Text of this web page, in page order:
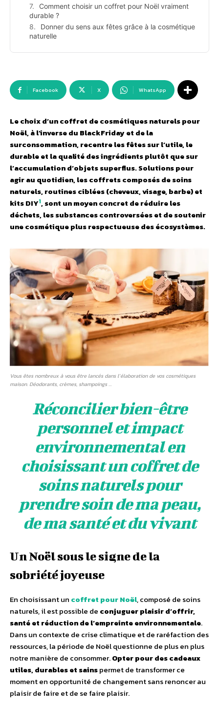
Comment choisir un coffret pour Noël vraiment
durable ?
Donner du sens aux fêtes grâce à la cosmétique
naturelle
Facebook X WhatsApp
Le choix dʼun coffret de cosmétiques naturels pour
Noël, à l’inverse du BlackFriday et de la
surconsommation, recentre les fêtes sur lʼutile, le
durable et la qualité des ingrédients plutôt que sur
lʼaccumulation dʼobjets superflus. Solutions pour
agir au quotidien, les coffrets composés de soins
naturels, routines ciblées (cheveux, visage, barbe) et
kits DIY1, sont un moyen concret de réduire les
déchets, les substances controversées et de soutenir
une cosmétique plus respectueuse des écosystèmes.
Vous êtes nombreux à vous être lancés dans l’élaboration de vos cosmétiques
maison. Déodorants, crèmes, shampoings …
Réconcilier bien-être
personnel et impact
environnemental en
choisissant un coffret de
soins naturels pour
prendre soin de ma peau,
de ma santé et du vivant
Un Noël sous le signe de la
sobriété joyeuse
En choisissant un coffret pour Noël, composé de soins
naturels, il est possible de conjuguer plaisir dʼoffrir,
santé et réduction de lʼempreinte environnementale.
Dans un contexte de crise climatique et de raréfaction des
ressources, la période de Noël questionne de plus en plus
notre manière de consommer.Opter pour des cadeaux
utiles, durables et sainspermet de transformer ce
moment en opportunité de changement sans renoncer au
plaisir de faire et de se faire plaisir.